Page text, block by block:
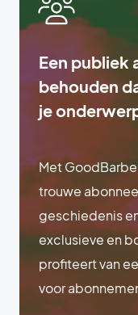
Een publiek
behouden
je
Met
trouwe
geschiedenis
exclusieve en
profiteert van
voor